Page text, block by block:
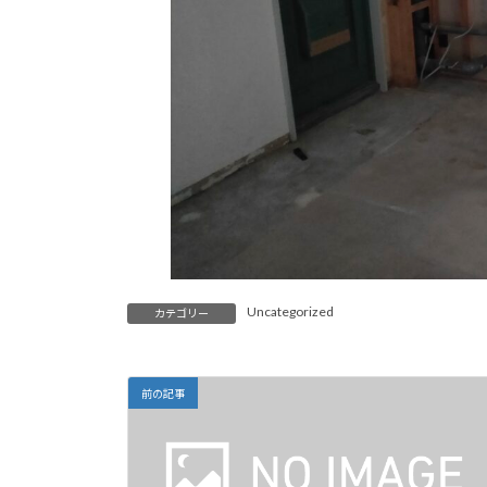
カテゴリー Uncategorized
前の記事